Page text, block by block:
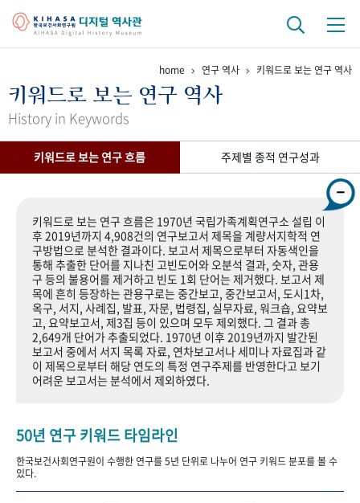
걸어온 길 기관 변천사 역대 기관장
연구 역사
기록물 아카이브
사진 아카이브 문서 기록물 행정박물 영상 기록물
+1주년 기념
성과 50선 숫자로 보는 50년 50+1주년 광장
세계와 함께 한 KIHASA
VR 역사관
home 연구 역사 키워드로 보는 연구 역사
키워드로 보는 연구 역사
History in Keywords
키워드로 보는 연구 흐름 주제별 종적 연구성과
키워드로 보는 연구 흐름은 1970년 국립가족계획연구소 설립 이
후 2019년까지 4,908건의 연구보고서 제목을 계량서지학적 연
구방법으로 분석한 결과이다. 보고서 제목으로부터 자동색인을
통해 추출한 단어를 지나친 고빈도어와 오분석 결과, 숫자, 관용
구 등의 불용어를 제거하고 빈도 1회 단어는 제거했다. 보고서 제
목에 흔히 등장하는 관용구로는 중간보고, 중간보고서, 도시1차,
옥구, 서지, 사례집, 발표, 자문, 법령집, 실무자료, 워크숍, 요약보
고, 요약보고서, 제3집 등이 있으며 모두 제외했다. 그 결과 총
2,649개 단어가 추출되었다. 1970년 이후 2019년까지 발간된
보고서 중에서 서지 목록 자료, 연차보고서나 세미나 자료집과 같
이 제목으로부터 해당 연도의 특정 연구주제를 반영한다고 보기
어려운 보고서는 분석에서 제외하였다.
50년 연구 키워드 타임라인
한국보건사회연구원이 수행한 연구를 5년 단위로 나누어 연구 키워드 분포를 볼 수
있다.